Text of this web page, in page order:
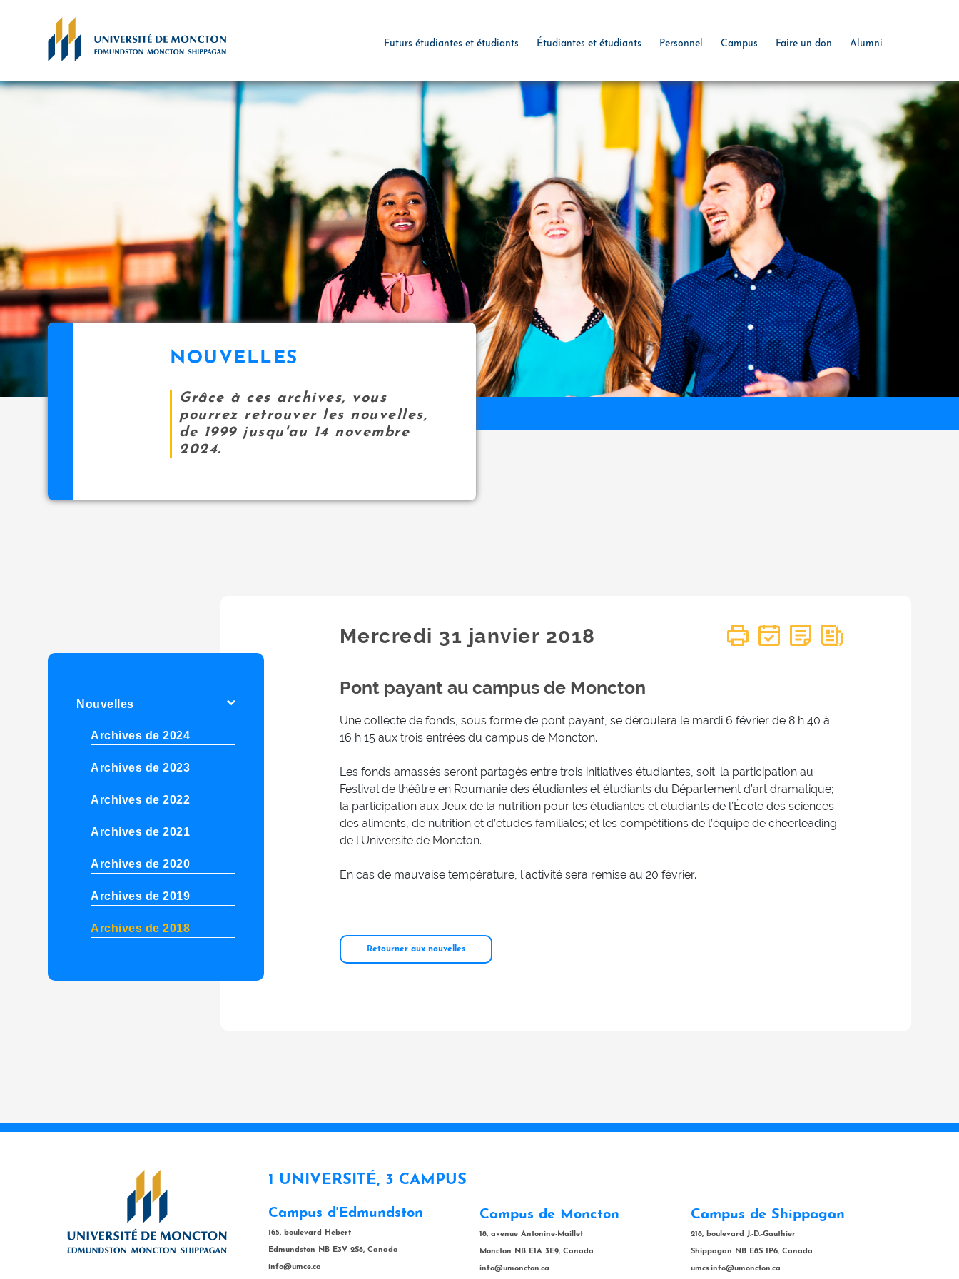
Futurs étudiantes et étudiants Étudiantes et étudiants Personnel Campus Faire un don Alumni
NOUVELLES
Grâce à ces archives, vous
pourrez retrouver les nouvelles,
de 1999 jusqu'au 14 novembre
2024.
Nouvelles
Archives de 2024
Archives de 2023
Archives de 2022
Archives de 2021
Archives de 2020
Archives de 2019
Archives de 2018
Mercredi 31 janvier 2018
Pont payant au campus de Moncton
Une collecte de fonds, sous forme de pont payant, se déroulera le mardi 6 février de 8 h 40 à
16 h 15 aux trois entrées du campus de Moncton.
Les fonds amassés seront partagés entre trois initiatives étudiantes, soit: la participation au
Festival de théâtre en Roumanie des étudiantes et étudiants du Département d’art dramatique;
la participation aux Jeux de la nutrition pour les étudiantes et étudiants de l’École des sciences
des aliments, de nutrition et d’études familiales; et les compétitions de l’équipe de cheerleading
de l’Université de Moncton.
En cas de mauvaise température, l’activité sera remise au 20 février.
Retourner aux nouvelles
1 UNIVERSITÉ, 3 CAMPUS
Campus d'Edmundston
165, boulevard Hébert
Edmundston NB E3V 2S8, Canada
info@umce.ca
Campus de Moncton
18, avenue Antonine-Maillet
Moncton NB E1A 3E9, Canada
info@umoncton.ca
Campus de Shippagan
218, boulevard J.-D.-Gauthier
Shippagan NB E8S 1P6, Canada
umcs.info@umoncton.ca